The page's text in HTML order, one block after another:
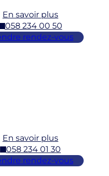
En savoir plus
058 234 00 50
rendez-vous
En savoir plus
058 234 01 30
rendez-vous